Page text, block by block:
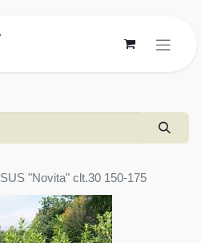
"Novita" clt.30 150-175